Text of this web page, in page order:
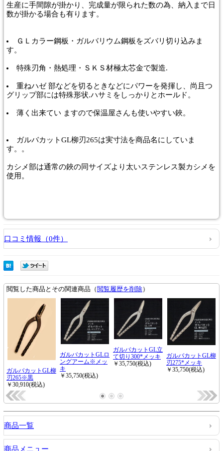
生産に手間隙が掛かり、完成量が限られた数の為、納入まで日
数が掛かる場合も有ります。
ＧＬカラー鋼板・ガルバリウム鋼板をズバリ切り込みま
す。
特殊刃角・熱処理・ＳＫＳ材極太芯金で製造.
重ねハゼ 部などを切るときなどにパワーを発揮し、尚且つ
グリップ部には特殊形状.ハサミをしっかりとホールド。
薄く出来てい ますので保温屋さんも使いやすい鋏。
ガルバカットGL柳刃265は実寸法を商品名にしていま
す。。
カシメ部は通常の鋏の同サイズより太いステンレス製カシメを
使用。
口コミ情報（0件）
商品一覧
商品メニュー